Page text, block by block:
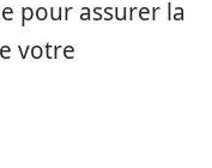
pour assurer la
votre